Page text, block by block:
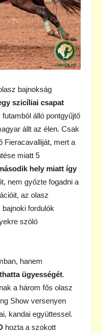
bajnokság
szicíliai csapat
futamból álló pontgyűjtő
állt az élen. Csak
Fieracavalliját, mert a
miatt 5
hely miatt így
nem győzte fogadni a
az olasz
fordulók
szóló
hanem
ügyességét.
a három fős olasz
Show versenyen
kandai együttessel.
hozta a szokott